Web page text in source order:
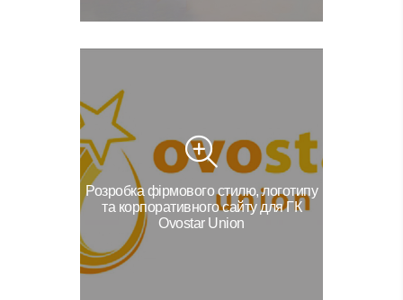
Розробка фірмового стилю, логотипу
та корпоративного сайту для ГК
Ovostar Union